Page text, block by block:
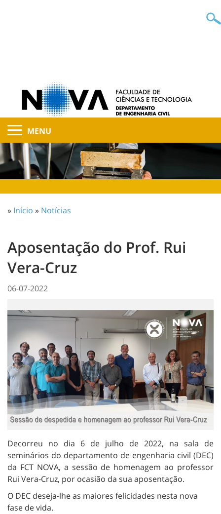
MENU
» Início » Notícias
Aposentação do Prof. Rui
Vera-Cruz
06-07-2022
Decorreu no dia 6 de julho de 2022, na sala de
seminários do departamento de engenharia civil (DEC)
da FCT NOVA, a sessão de homenagem ao professor
Rui Vera-Cruz, por ocasião da sua aposentação.
O DEC deseja-lhe as maiores felicidades nesta nova
fase de vida.